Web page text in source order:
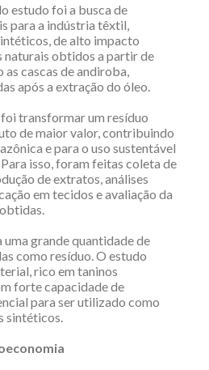
estudo foi a busca de
para a indústria têxtil,
de alto impacto
naturais obtidos a partir de
cascas de andiroba,
após a extração do óleo.
transformar um resíduo
de maior valor, contribuindo
e para o uso sustentável
isso, foram feitas coleta de
de extratos, análises
em tecidos e avaliação da
grande quantidade de
como resíduo. O estudo
rico em taninos
forte capacidade de
para ser utilizado como
sintéticos.